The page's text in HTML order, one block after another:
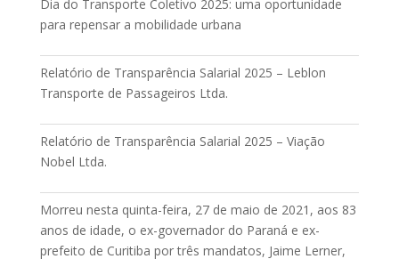
Dia do Transporte Coletivo 2025: uma oportunidade
para repensar a mobilidade urbana
Relatório de Transparência Salarial 2025 – Leblon
Transporte de Passageiros Ltda.
Relatório de Transparência Salarial 2025 – Viação
Nobel Ltda.
Morreu nesta quinta-feira, 27 de maio de 2021, aos 83
anos de idade, o ex-governador do Paraná e ex-
prefeito de Curitiba por três mandatos, Jaime Lerner,